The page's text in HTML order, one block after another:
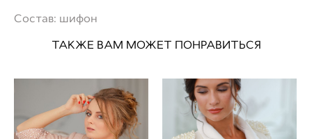
Состав: шифон
ТАКЖЕ ВАМ МОЖЕТ ПОНРАВИТЬСЯ